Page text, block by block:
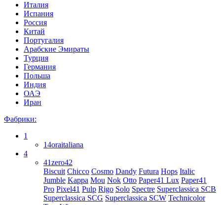
Италия
Испания
Россия
Китай
Португалия
Арабские Эмираты
Турция
Германия
Польша
Индия
ОАЭ
Иран
Фабрики:
1
14oraitaliana
4
41zero42
Biscuit Chicco Cosmo Dandy Futura Hops Italic
Jumble Kappa Mou Nok Otto Paper41 Lux Paper41
Pro Pixel41 Pulp Rigo Solo Spectre Superclassica SCB
Superclassica SCG Superclassica SCW Technicolor